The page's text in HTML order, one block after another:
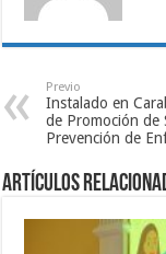
Previo
Instalado en
de Promoción de
Prevención de
Artículos